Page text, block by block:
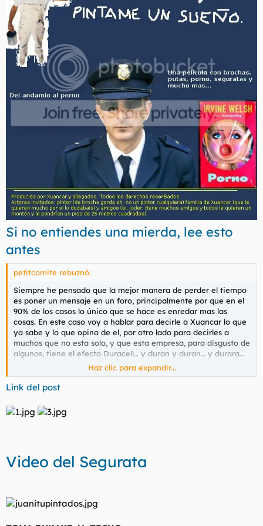
e
m
a
o
Si no entiendes una mierda, lee esto
antes
petitcomite rebuznó:
Siempre he pensado que la mejor manera de perder el tiempo
es poner un mensaje en un foro, principalmente por que en el
90% de los casos lo único que se hace es enredar mas las
cosas. En este caso voy a hablar para decirle a Xuancar lo que
ya sabe y lo que opino de el, por otro lado para decirles a
muchos que no esta solo, y que esta empresa, para disgusto de
algunos, tiene el efecto Duracell… y duran y duran… y durara…
Hay un dato que me llama mucho la atención y es que de casi
todos los mensajes de apoyo que estoy viendo hay algo en
común, conocen o tienen algún trato personal con Xuancar.
Los que lo critican y lo ponen a parir no suelen conocerle,
practican algo tan feo y que hacemos tanto en este país que
Para hacer juicios de valor se debería hablar con más
conocimiento de la realidad.
es la voluntad de estos mensajes.
Haz clic para expandir...
Link del post
Video del Segurata